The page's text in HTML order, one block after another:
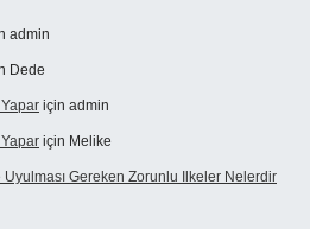
admin
Dede
için admin
için Melike
Gereken Zorunlu Ilkeler Nelerdir